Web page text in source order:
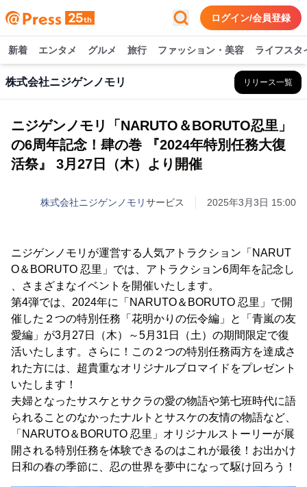
ログイン/会員登録
新着 エンタメ グルメ 旅行 ファッション・美容 ライフスタ
株式会社ニジゲンノモリ リリース一覧
ニジゲンノモリ「NARUTO＆BORUTO忍里」
の6周年記念！肆の巻 『2024年特別任務大復
活祭』 3月27日（木）より開催
株式会社ニジゲンノモリサービス 2025年3月3日 15:00
ニジゲンノモリが運営する人気アトラクション「NARUT
O＆BORUTO 忍里」では、アトラクション6周年を記念し
、さまざまなイベントを開催いたします。
第4弾では、2024年に「NARUTO＆BORUTO 忍里」で開
催した２つの特別任務「花明かりの伝令編」と「青嵐の友
愛編」が3月27日（木）～5月31日（土）の期間限定で復
活いたします。さらに！この２つの特別任務両方を達成さ
れた方には、超貴重なオリジナルブロマイドをプレゼント
いたします！
夫婦となったサスケとサクラの愛の物語や第七班時代に語
られることのなかったナルトとサスケの友情の物語など、
「NARUTO＆BORUTO 忍里」オリジナルストーリーが展
開される特別任務を体験できるのはこれが最後！お出かけ
日和の春の季節に、忍の世界を夢中になって駆け回ろう！